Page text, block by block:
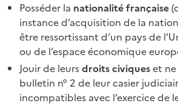
Posséder la nationalité française
instance d’acquisition de la
être ressortissant d’un pays de
ou de l’espace économique
Jouir de leursdroits civiqueset
bulletin n° 2 de leur casier
incompatibles avec l’exercice de